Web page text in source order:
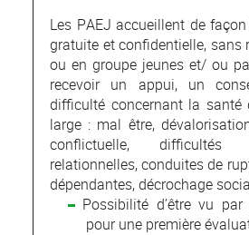
Les PAEJ accueillent de
gratuite et confidentielle, sans
ou en groupe jeunes et/ ou
recevoir un appui, un
difficulté concernant la
large : mal être,
conflictuelle,
relationnelles, conduites de
dépendantes, décrochage
Possibilité d’être vu
pour une première